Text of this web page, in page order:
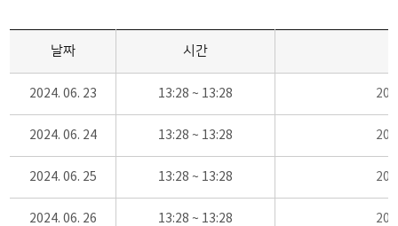
날짜 시간
2024. 06. 23 13:28 ~ 13:28
2024. 06. 24 13:28 ~ 13:28
2024. 06. 25 13:28 ~ 13:28
2024. 06. 26 13:28 ~ 13:28